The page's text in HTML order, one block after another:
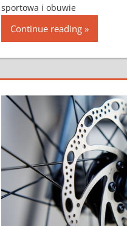
sportowa i obuwie
Continue reading